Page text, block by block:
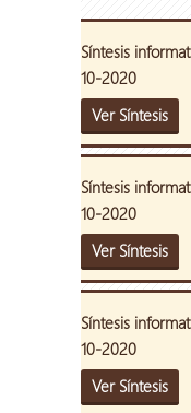
Síntesis
10-2020
Ver Síntesis
Síntesis
10-2020
Ver Síntesis
Síntesis
10-2020
Ver Síntesis